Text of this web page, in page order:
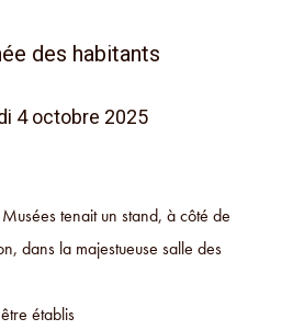
des habitants
4 octobre 2025
tenait un stand, à côté de
dans la majestueuse salle des
établis